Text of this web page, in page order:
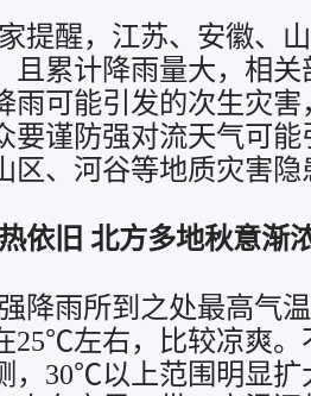
提醒，江苏、安徽、
且累计降雨量大，相
雨可能引发的次生灾
要谨防强对流天气可
区、河谷等地质灾害隐
依旧 北方多地秋意渐
降雨所到之处最高气
25℃左右，比较凉爽。
，30℃以上范围明显扩